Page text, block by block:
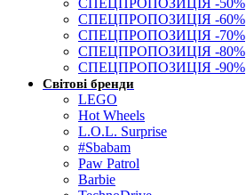
СПЕЦПРОПОЗИЦІЯ -50%
СПЕЦПРОПОЗИЦІЯ -60%
СПЕЦПРОПОЗИЦІЯ -70%
СПЕЦПРОПОЗИЦІЯ -80%
СПЕЦПРОПОЗИЦІЯ -90%
Світові бренди
LEGO
Hot Wheels
L.O.L. Surprise
#Sbabam
Paw Patrol
Barbie